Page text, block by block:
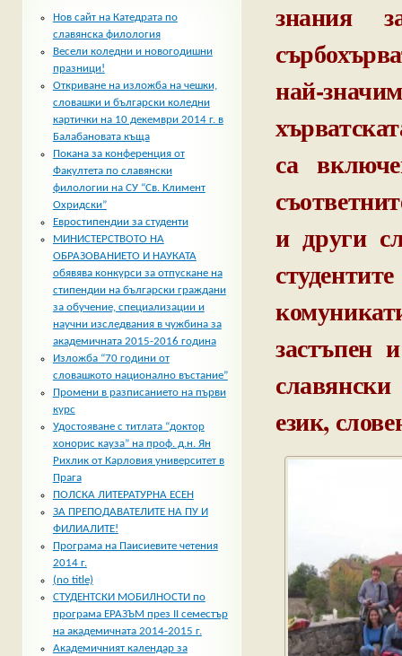
знания
най-
са
и други
застъпен
език,
Нов сайт на Катедрата по
славянска филология
Весели коледни и новогодишни
празници!
Откриване на изложба на чешки,
словашки и български коледни
картички на 10 декември 2014 г. в
Балабановата къща
Покана за конференция от
Факултета по славянски
филологии на СУ “Св. Климент
Охридски”
Евростипендии за студенти
МИНИСТЕРСТВОТО НА
ОБРАЗОВАНИЕТО И НАУКАТА
обявява конкурси за отпускане на
стипендии на български граждани
за обучение, специализации и
научни изследвания в чужбина за
академичната 2015-2016 година
Изложба “70 години от
словашкото национално въстание”
Промени в разписанието на първи
курс
Удостояване с титлата “доктор
хонорис кауза” на проф. д.н. Ян
Рихлик от Карловия университет в
Прага
ПОЛСКА ЛИТЕРАТУРНА ЕСЕН
ЗА ПРЕПОДАВАТЕЛИТЕ НА ПУ И
ФИЛИАЛИТЕ!
Програма на Паисиевите четения
2014 г.
(no title)
СТУДЕНТСКИ МОБИЛНОСТИ по
програма ЕРАЗЪМ през II семестър
на академичната 2014-2015 г.
Академичният календар за